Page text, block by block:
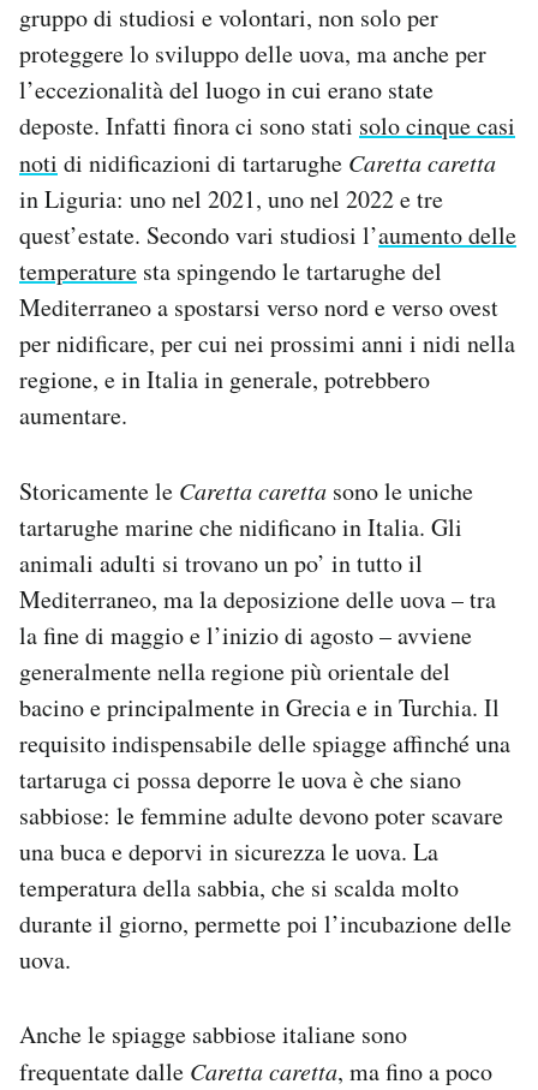
gruppo di studiosi e volontari, non solo per
proteggere lo sviluppo delle uova, ma anche per
l’eccezionalità del luogo in cui erano state
deposte. Infatti finora ci sono stati solo cinque casi
noti di nidificazioni di tartarughe Caretta caretta
in Liguria: uno nel 2021, uno nel 2022 e tre
quest’estate. Secondo vari studiosi l’aumento delle
temperature sta spingendo le tartarughe del
Mediterraneo a spostarsi verso nord e verso ovest
per nidificare, per cui nei prossimi anni i nidi nella
regione, e in Italia in generale, potrebbero
aumentare.
Storicamente le Caretta caretta sono le uniche
tartarughe marine che nidificano in Italia. Gli
animali adulti si trovano un po’ in tutto il
Mediterraneo, ma la deposizione delle uova – tra
la fine di maggio e l’inizio di agosto – avviene
generalmente nella regione più orientale del
bacino e principalmente in Grecia e in Turchia. Il
requisito indispensabile delle spiagge affinché una
tartaruga ci possa deporre le uova è che siano
sabbiose: le femmine adulte devono poter scavare
una buca e deporvi in sicurezza le uova. La
temperatura della sabbia, che si scalda molto
durante il giorno, permette poi l’incubazione delle
uova.
Anche le spiagge sabbiose italiane sono
frequentate dalle Caretta caretta, ma fino a poco